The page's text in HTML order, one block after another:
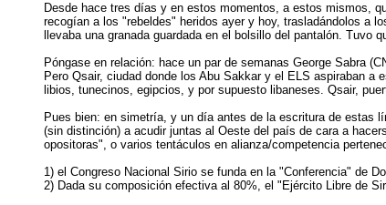
Desde hace tres días y en estos momentos, a estos mismos,
recogían a los "rebeldes" heridos ayer y hoy, trasladándolos a
llevaba una granada guardada en el bolsillo del pantalón.
Póngase en relación: hace un par de semanas George Sabra
Pero Qsair, ciudad donde los Abu Sakkar y el ELS aspiraban
libios, tunecinos, egipcios, y por supuesto libaneses. Qsair,
Pues bien: en simetría, y un día antes de la escritura de estas
(sin distinción) a acudir juntas al Oeste del país de cara a
opositoras", o varios tentáculos en alianza/competencia
1) el Congreso Nacional Sirio se funda en la "Conferencia" de
2) Dada su composición efectiva al 80%, el "Ejército Libre de